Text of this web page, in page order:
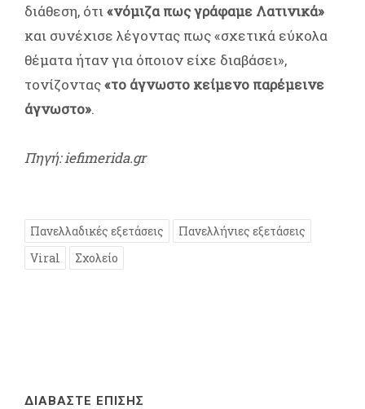
διάθεση, ότι«νόμιζα πως γράφαμε Λατινικά»
και συνέχισε λέγοντας πως «σχετικά εύκολα
θέματα ήταν για όποιον είχε διαβάσει»,
τονίζοντας«το άγνωστο κείμενο παρέμεινε
άγνωστο».
Πηγή: iefimerida.gr
Πανελλαδικές εξετάσεις
Πανελλήνιες εξετάσεις
Viral
Σχολείο
ΔΙΑΒΑΣΤΕ ΕΠΙΣΗΣ